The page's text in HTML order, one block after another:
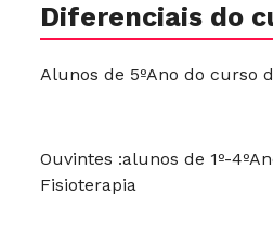
Diferenciais do
Alunos de 5ºAno do curso
Ouvintes :alunos de 1º-
Fisioterapia